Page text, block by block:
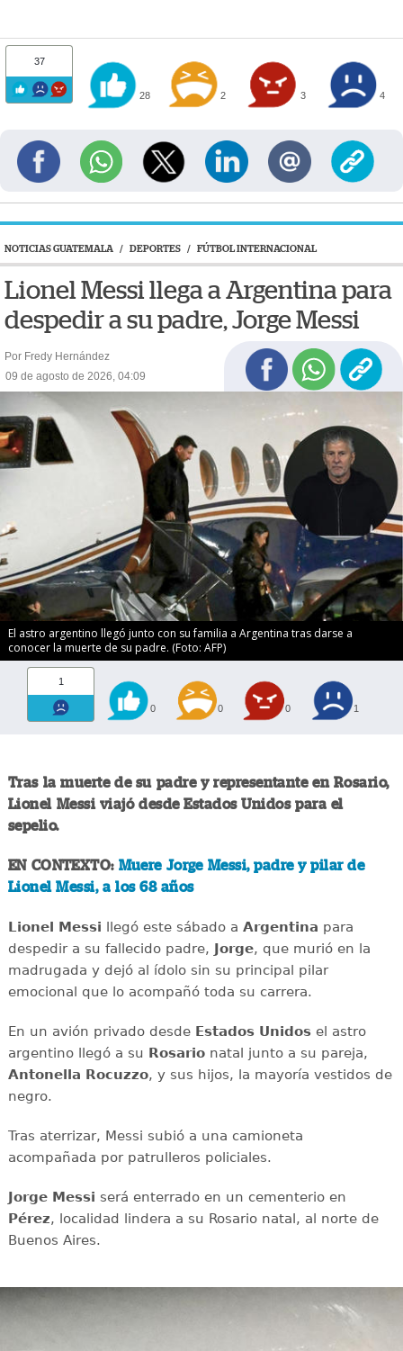
37
28 2 3 4
NOTICIAS GUATEMALA / DEPORTES / FÚTBOL INTERNACIONAL
Lionel Messi llega a Argentina para
despedir a su padre, Jorge Messi
Por Fredy Hernández
09 de agosto de 2026, 04:09
El astro argentino llegó junto con su familia a Argentina tras darse a
conocer la muerte de su padre. (Foto: AFP)
1
0 0 0 1
Tras la muerte de su padre y representante en Rosario,
Lionel Messiviajó desde Estados Unidos para el
sepelio.
EN CONTEXTO: Muere Jorge Messi, padre y pilar de
Lionel Messi, a los 68 años
Lionel Messi llegó este sábado a Argentina para
despedir a su fallecido padre,
Jorge, que murió en la
madrugada y dejó al ídolo sin su principal pilar
emocional que lo acompañó toda su carrera.
En un avión privado desdeEstados Unidosel astro
argentino llegó a su Rosarionatal junto a su pareja,
Antonella Rocuzzo, y sus hijos, la mayoría vestidos de
negro.
Tras aterrizar, Messi subió a una camioneta
acompañada por patrulleros policiales.
Jorge Messi será enterrado en un cementerio en
Pérez, localidad lindera a su Rosario natal, al norte de
Buenos Aires.